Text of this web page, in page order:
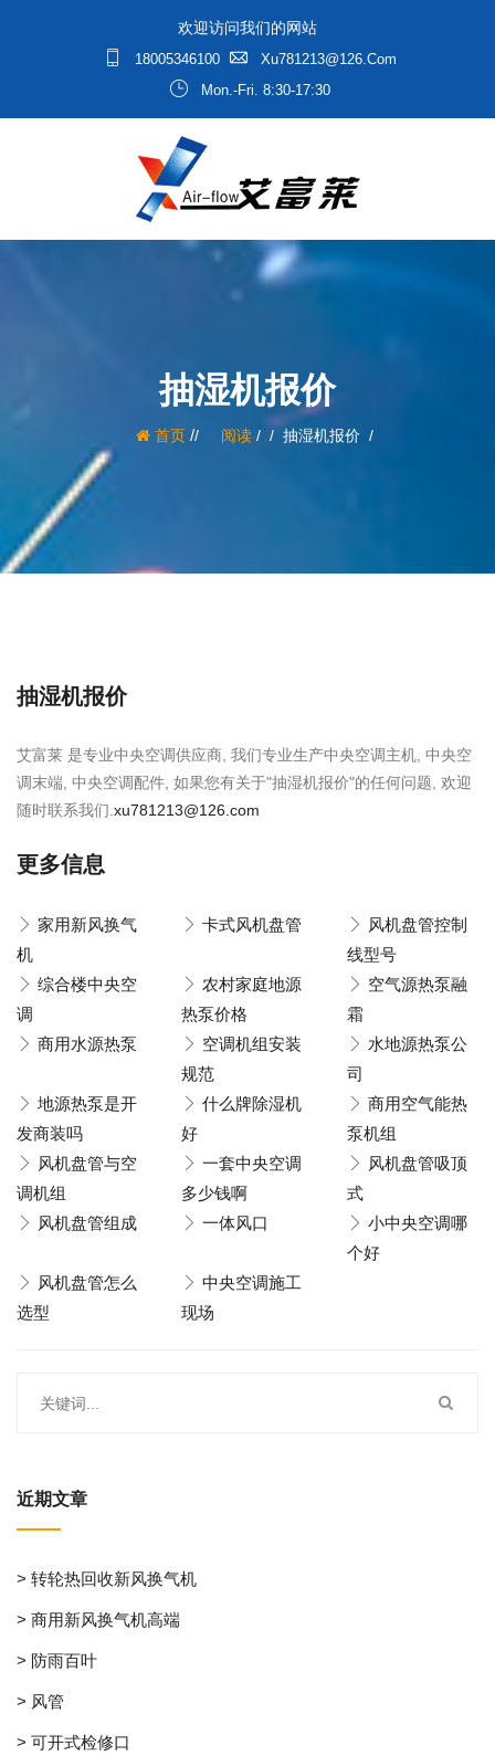
欢迎访问我们的网站
18005346100
Xu781213@126.com
Mon.-Fri. 8:30-17:30
抽湿机报价
首页/ 阅读/ 抽湿机报价
抽湿机报价
艾富莱 是专业中央空调供应商, 我们专业生产中央空调主机, 中央空
调末端, 中央空调配件, 如果您有关于"抽湿机报价"的任何问题, 欢迎
随时联系我们. xu781213@126.com
更多信息
家用新风换气
机
卡式风机盘管
风机盘管控制
线型号
综合楼中央空
调
农村家庭地源
热泵价格
空气源热泵融
霜
商用水源热泵
空调机组安装
规范
水地源热泵公
司
地源热泵是开
发商装吗
什么牌除湿机
好
商用空气能热
泵机组
风机盘管与空
调机组
一套中央空调
多少钱啊
风机盘管吸顶
式
风机盘管组成
一体风口
小中央空调哪
个好
风机盘管怎么
选型
中央空调施工
现场
近期文章
> 转轮热回收新风换气机
> 商用新风换气机高端
> 防雨百叶
> 风管
> 可开式检修口